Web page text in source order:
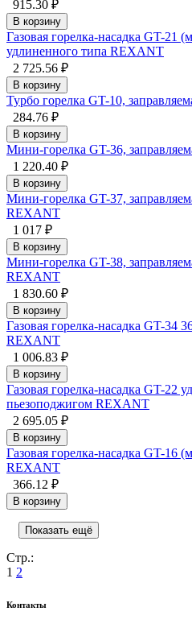
915.30 ₽
В корзину
Газовая горелка-насадка GT-21
удлиненного типа REXANT
2 725.56 ₽
В корзину
Турбо горелка GT-10,
284.76 ₽
В корзину
Мини-горелка GT-36,
1 220.40 ₽
В корзину
Мини-горелка GT-37,
REXANT
1 017 ₽
В корзину
Мини-горелка GT-38,
REXANT
1 830.60 ₽
В корзину
Газовая горелка-насадка GT-34
REXANT
1 006.83 ₽
В корзину
Газовая горелка-насадка GT-22
пьезоподжигом REXANT
2 695.05 ₽
В корзину
Газовая горелка-насадка GT-16
REXANT
366.12 ₽
В корзину
Показать ещё
Стр.:
1 2
Контакты